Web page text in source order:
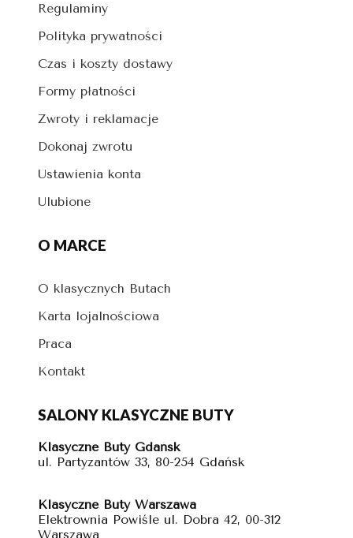
Regulaminy
Polityka prywatności
Czas i koszty dostawy
Formy płatności
Zwroty i reklamacje
Dokonaj zwrotu
Ustawienia konta
Ulubione
O MARCE
O klasycznych Butach
Karta lojalnościowa
Praca
Kontakt
SALONY KLASYCZNE BUTY
Klasyczne Buty Gdańsk
ul. Partyzantów 33, 80-254 Gdańsk
Klasyczne Buty Warszawa
Elektrownia Powiśle ul. Dobra 42, 00-312
Warszawa